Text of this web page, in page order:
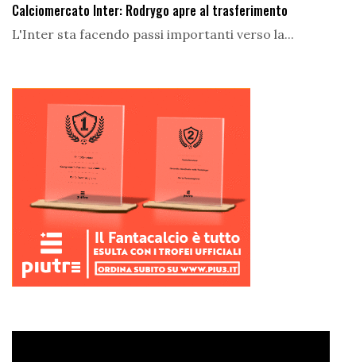
Calciomercato Inter: Rodrygo apre al trasferimento
L'Inter sta facendo passi importanti verso la...